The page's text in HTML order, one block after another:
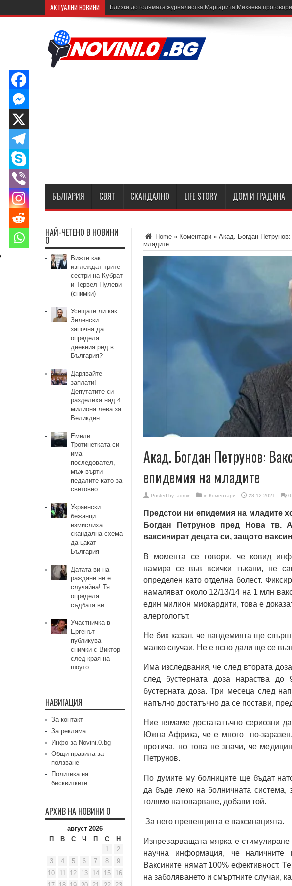
АКТУАЛНИ НОВИНИ Близки до голямата журналистка Маргарита Михнева
БЪЛГАРИЯ СВЯТ СКАНДАЛНО LIFE STORY ДОМ И ГРАДИНА
Home » Коментари » Акад. Богдан
младите
Акад. Богдан Петрунов:
епидемия на младите
Posted by: admin in Коментари 28.12.2021 0
Предстои ни епидемия на младите
Богдан Петрунов пред Нова тв.
ваксинират децата си, защото
В момента се говори, че ковид
намира се във всички тъкани, не
определен като отделна болест.
намаляват около 12/13/14 на 1 млн
един милион миокардити, това е
алергологът.
Не бих казал, че пандемията ще
малко случаи. Не е ясно дали ще се
Има изследвания, че след втората
след бустерната доза нараства
бустерната доза. Три месеца след
напълно достатъчно да се постави,
Ние нямаме достататъчно сериозни
Южна Африка, че е много по-
протича, но това не значи, че
Петрунов.
По думите му болниците ще бъдат
да бъде леко на болничната
голямо натоварване, добави той.
За него превенцията е ваксинацията.
Изпреварващата мярка е
научна информация, че наличните
Ваксините нямат 100% ефективност.
на заболяването и смъртните случаи,
НАЙ-ЧЕТЕНО В НОВИНИ
0
Вижте как
изглеждат трите
сестри на Кубрат
и Тервел Пулеви
(снимки)
Усещате ли как
Зеленски
започна да
определя
дневния ред в
България?
Дарявайте
заплати!
Депутатите си
разделиха над 4
милиона лева за
Великден
Емили
Тротинетката си
има
последовател,
мъж върти
педалите като за
световно
Украински
бежанци
измислиха
скандална схема
да цакат
България
Датата ви на
раждане не е
случайна! Тя
определя
съдбата ви
Участничка в
Ергенът
публикува
снимки с Виктор
след края на
шоуто
НАВИГАЦИЯ
За контакт
За реклама
Инфо за Novini.0.bg
Общи правила за
ползване
Политика на
бисквитките
АРХИВ НА НОВИНИ 0
август 2026
П
В С Ч П С
Н
1
2
3
4 5 6 7 8
9
10
11 12 13 14 15
16